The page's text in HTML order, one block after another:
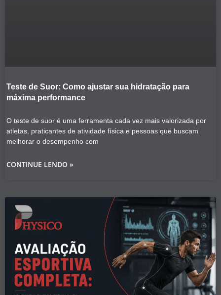
Teste de Suor: Como ajustar sua hidratação para
máxima performance
O teste de suor é uma ferramenta cada vez mais valorizada por
atletas, praticantes de atividade física e pessoas que buscam
melhorar o desempenho com
CONTINUE LENDO »